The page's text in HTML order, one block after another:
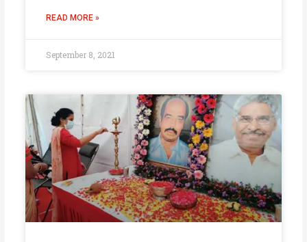
READ MORE »
September 8, 2021